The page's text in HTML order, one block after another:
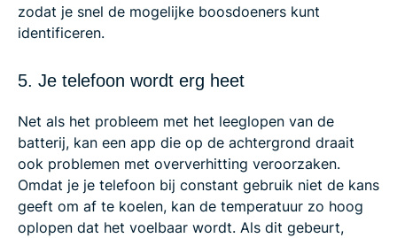
zodat je snel de mogelijke boosdoeners kunt
identificeren.
5. Je telefoon wordt erg heet
Net als het probleem met het leeglopen van de
batterij, kan een app die op de achtergrond draait
ook problemen met oververhitting veroorzaken.
Omdat je je telefoon bij constant gebruik niet de kans
geeft om af te koelen, kan de temperatuur zo hoog
oplopen dat het voelbaar wordt. Als dit gebeurt,